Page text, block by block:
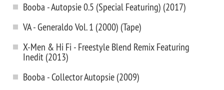
Booba - Autopsie 0.5 (Special Featuring) (2017)
VA - Generaldo Vol. 1 (2000) (Tape)
X-Men & Hi Fi - Freestyle Blend Remix Featuring
Inedit (2013)
Booba - Collector Autopsie (2009)